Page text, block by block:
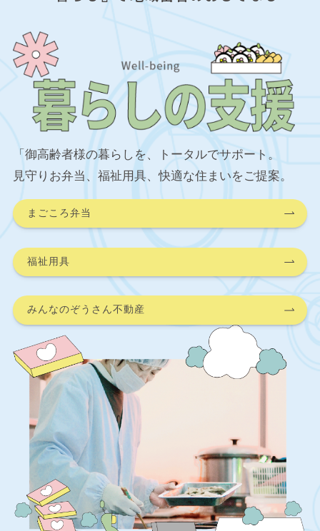
「御高齢者様の暮らしを、トータルでサポート。
見守りお弁当、福祉用具、快適な住まいをご提案。
まごころ弁当
福祉用具
みんなのぞうさん不動産